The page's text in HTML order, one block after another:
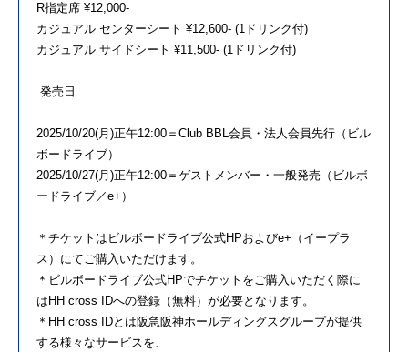
R指定席 ¥12,000-
カジュアル センターシート ¥12,600- (1ドリンク付)
カジュアル サイドシート ¥11,500- (1ドリンク付)
発売日
2025/10/20(月)正午12:00＝Club BBL会員・法人会員先行（ビル
ボードライブ）
2025/10/27(月)正午12:00＝ゲストメンバー・一般発売（ビルボ
ードライブ／e+）
＊チケットはビルボードライブ公式HPおよびe+（イープラ
ス）にてご購入いただけます。
＊ビルボードライブ公式HPでチケットをご購入いただく際に
はHH cross IDへの登録（無料）が必要となります。
＊HH cross IDとは阪急阪神ホールディングスグループが提供
する様々なサービスを、